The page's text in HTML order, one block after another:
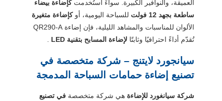
العميقة، والنوافير الكبيرة. سواءً استُخدمتكإضاءة بيضاء
ساطعة بجهد 12 فولت
للسباحة اليومية، أوكإضاءة متغيرة
الألوان للمناسبات والمشاهد الليلية، فإن إضاءة QR290-A
تُقدّم أداءً احترافيًا وثابتًا لإضاءة المسابح بتقنية LED
سيانجورد لايتنج – شركة متخصصة في
تصنيع إضاءة حمامات السباحة المدمجة
شركة سيانغورد للإضاءة هي شركة متخصصة في تصنيع